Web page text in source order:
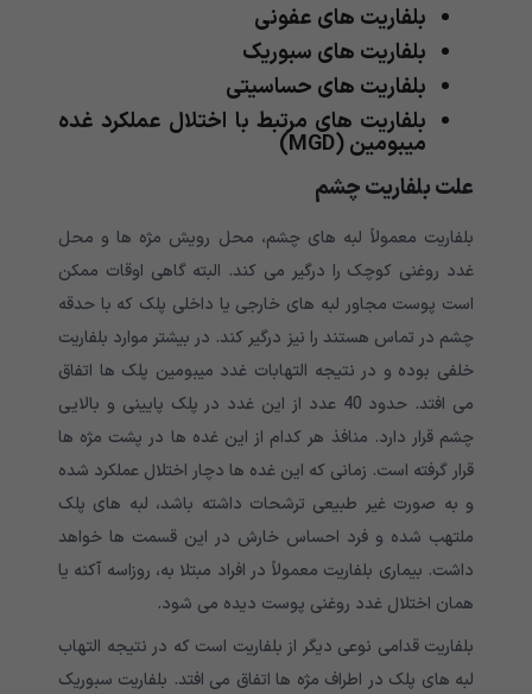
بلفاریت های عفونی
بلفاریت های سبوریک
بلفاریت های حساسیتی
بلفاریت های مرتبط با اختلال عملکرد غده
میبومین (MGD)
علت بلفاریت چشم
بلفاریت معمولاً لبه های چشم، محل رویش مژه ها و محل
غدد روغنی کوچک را درگیر می کند. البته گاهی اوقات ممکن
است پوست مجاور لبه های خارجی یا داخلی پلک که با حدقه
چشم در تماس هستند را نیز درگیر کند. در بیشتر موارد بلفاریت
خلفی بوده و در نتیجه التهابات غدد میبومین پلک ها اتفاق
می افتد. حدود 40 عدد از این غدد در پلک پایینی و بالایی
چشم قرار دارد. منافذ هر کدام از این غده ها در پشت مژه ها
قرار گرفته است. زمانی که این غده ها دچار اختلال عملکرد شده
و به صورت غیر طبیعی ترشحات داشته باشد، لبه های پلک
ملتهب شده و فرد احساس خارش در این قسمت ها خواهد
داشت. بیماری بلفاریت معمولاً در افراد مبتلا به، روزاسه آکنه یا
همان اختلال غدد روغنی پوست دیده می شود.
بلفاریت قدامی نوعی دیگر از بلفاریت است که در نتیجه التهاب
لبه های پلک در اطراف مژه ها اتفاق می افتد. بلفاریت سبوریک